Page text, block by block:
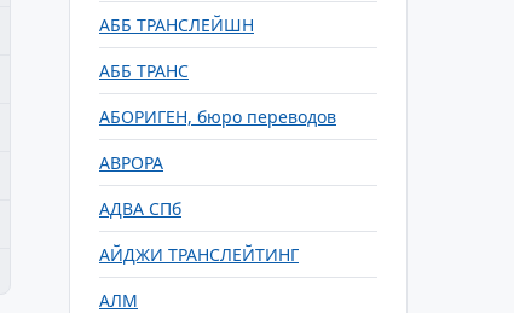
АББ ТРАНСЛЕЙШН
АББ ТРАНС
АБОРИГЕН, бюро переводов
АВРОРА
АДВА СПб
АЙДЖИ ТРАНСЛЕЙТИНГ
АЛМ